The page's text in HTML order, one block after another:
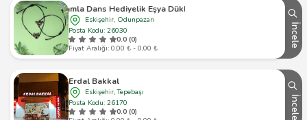
Camla Dans Hediyelik Eşya Dükkanı
Eskişehir, Odunpazarı
Posta Kodu: 26030
0.0 (0)
Fiyat Aralığı: 0,00 ₺ - 0,00 ₺
İncele
Erdal Bakkal
Eskişehir, Tepebaşı
Posta Kodu: 26170
0.0 (0)
İncele